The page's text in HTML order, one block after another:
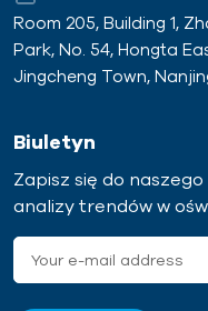
Room 205, Building 1,
Park, No. 54, Hongta
Jingcheng Town,
Biuletyn
Zapisz się do
analizy trendów w